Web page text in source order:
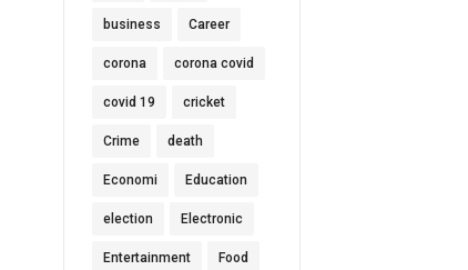
business Career
corona corona covid
covid 19 cricket
Crime death
Economi Education
election Electronic
Entertainment Food